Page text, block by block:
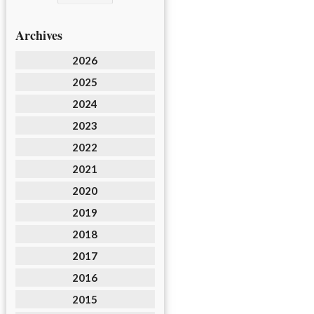
Archives
2026
2025
2024
2023
2022
2021
2020
2019
2018
2017
2016
2015